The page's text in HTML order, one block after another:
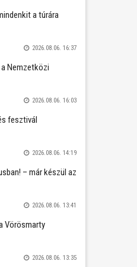
a túrára
2026.08.06. 16:37
Nemzetközi
2026.08.06. 16:03
fesztivál
2026.08.06. 14:19
– már készül az
2026.08.06. 13:41
Vörösmarty
2026.08.06. 13:35